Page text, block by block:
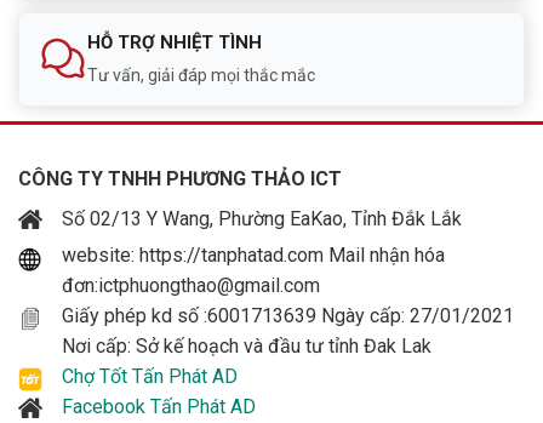
HỖ TRỢ NHIỆT TÌNH
Tư vấn, giải đáp mọi thắc mắc
CÔNG TY TNHH PHƯƠNG THẢO ICT
Số 02/13 Y Wang, Phường EaKao, Tỉnh Đắk Lắk
website: https://tanphatad.com Mail nhận hóa
đơn:ictphuongthao@gmail.com
Giấy phép kd số :6001713639 Ngày cấp: 27/01/2021
Nơi cấp: Sở kế hoạch và đầu tư tỉnh Đak Lak
Chợ Tốt Tấn Phát AD
Facebook Tấn Phát AD